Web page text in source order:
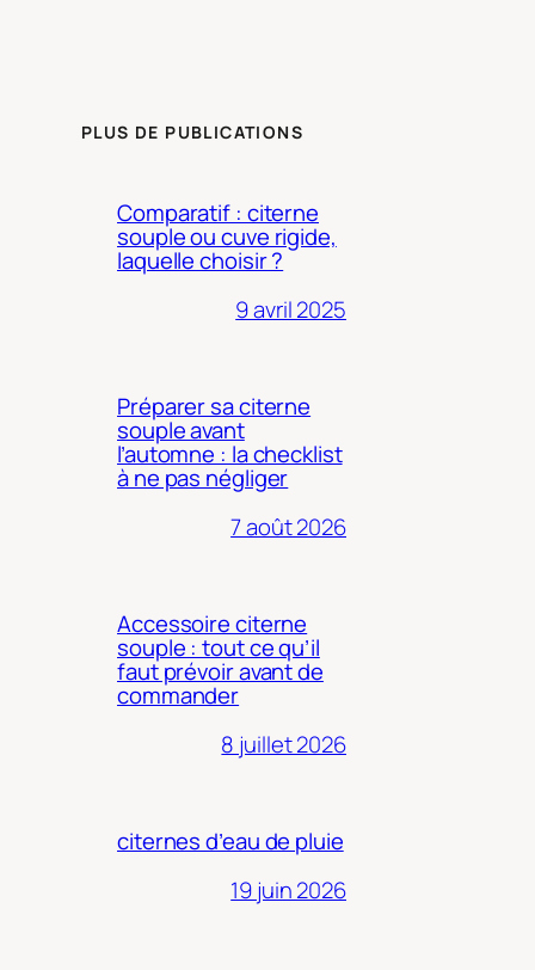
PLUS DE PUBLICATIONS
Comparatif : citerne
souple ou cuve rigide,
laquelle choisir ?
9 avril 2025
Préparer sa citerne
souple avant
l’automne : la checklist
à ne pas négliger
7 août 2026
Accessoire citerne
souple : tout ce qu’il
faut prévoir avant de
commander
8 juillet 2026
citernes d’eau de pluie
19 juin 2026